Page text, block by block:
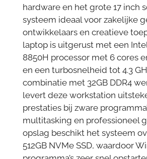
hardware en het grote 17 inch
systeem ideaal voor zakelijke
ontwikkelaars en creatieve
laptop is uitgerust met een
8850H processor met 6 cores
en een turbosnelheid tot 4.3
combinatie met 32GB DDR4
levert deze workstation
prestaties bij zware
multitasking en professioneel
opslag beschikt het systeem
512GB NVMe SSD, waardoor